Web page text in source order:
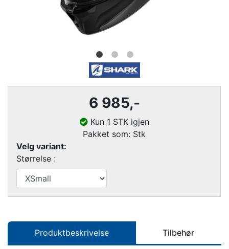
6 985,-
Kun 1 STK igjen
Pakket som: Stk
Velg variant:
Størrelse :
Produktbeskrivelse Tilbehør